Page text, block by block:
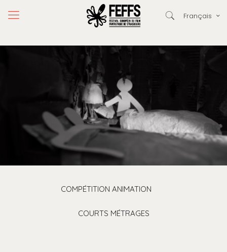
Français
COMPÉTITION ANIMATION
COURTS MÉTRAGES